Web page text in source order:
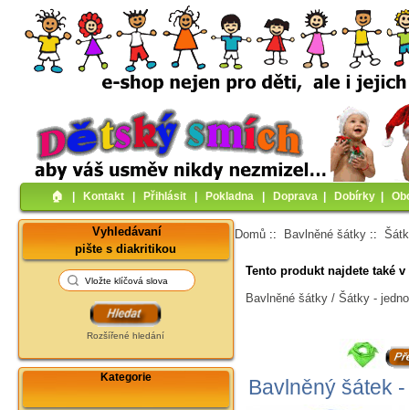
🏠︎ Kontakt Přihlásit Pokladna Doprava Dobírky
Vyhledávaní
pište s diakritikou
Rozšířené hledání
Kategorie
Domů :: Bavlněné šátky ::
Tento produkt najdete také
Bavlněné šátky / Šátky -
Bavlněný šátek